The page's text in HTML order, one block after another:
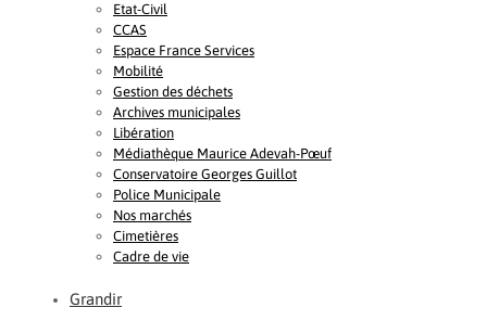
Etat-Civil
CCAS
Espace France Services
Mobilité
Gestion des déchets
Archives municipales
Libération
Médiathèque Maurice Adevah-Pœuf
Conservatoire Georges Guillot
Police Municipale
Nos marchés
Cimetières
Cadre de vie
Grandir